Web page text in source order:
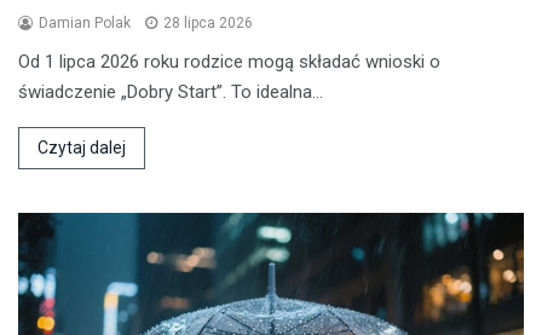
Damian Polak 28 lipca 2026
Od 1 lipca 2026 roku rodzice mogą składać wnioski o
świadczenie „Dobry Start”. To idealna…
Czytaj dalej